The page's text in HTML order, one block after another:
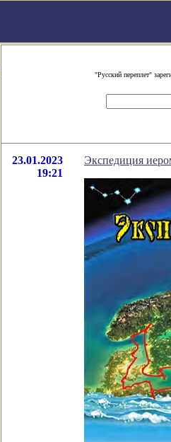
"Русский переплет"
23.01.2023
19:21
Экспедиция